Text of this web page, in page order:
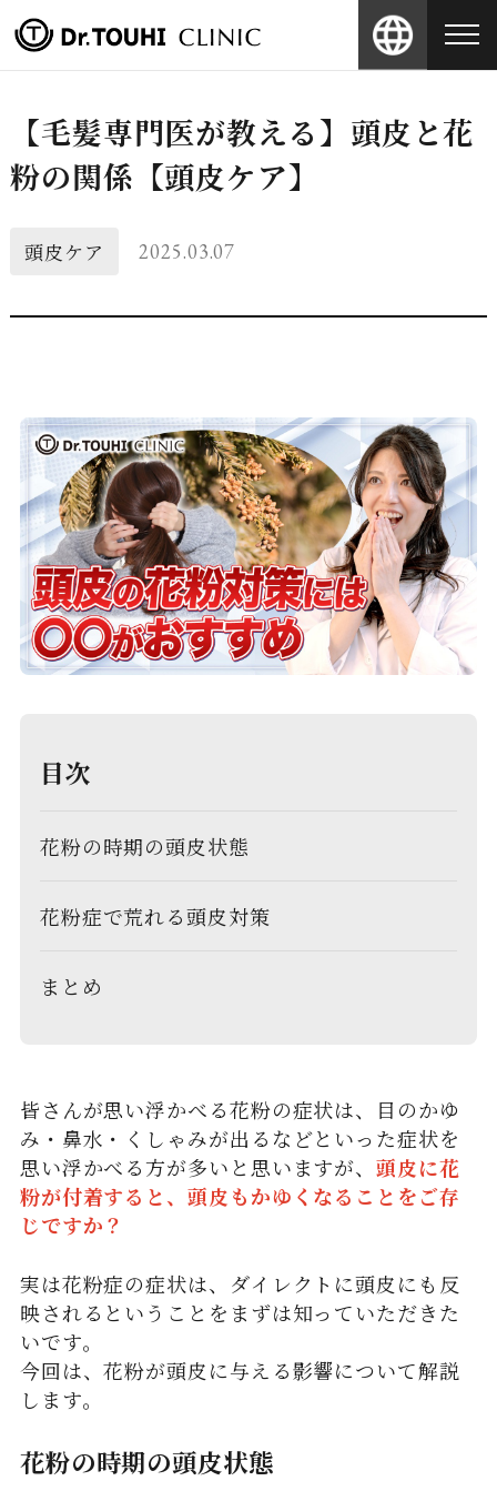
【毛髪専門医が教える】頭皮と花
粉の関係【頭皮ケア】
頭皮ケア 2025.03.07
目次
花粉の時期の頭皮状態
花粉症で荒れる頭皮対策
まとめ
皆さんが思い浮かべる花粉の症状は、目のかゆ
み・鼻水・くしゃみが出るなどといった症状を
思い浮かべる方が多いと思いますが、頭皮に花
粉が付着すると、頭皮もかゆくなることをご存
じですか？
実は花粉症の症状は、ダイレクトに頭皮にも反
映されるということをまずは知っていただきた
いです。
今回は、花粉が頭皮に与える影響について解説
します。
花粉の時期の頭皮状態